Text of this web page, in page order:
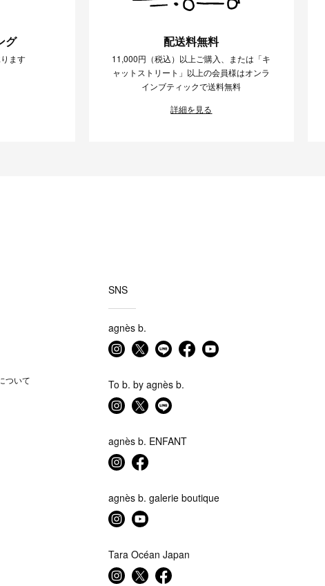
グ
ます
配送料無料
11,000円（税込）以上ご購入、または「キ
ャットストリート」以上の会員様はオンラ
インブティックで送料無料
詳細を見る
ついて
SNS
agnès b.
To b. by agnès b.
agnès b. ENFANT
agnès b. galerie boutique
Tara Océan Japan